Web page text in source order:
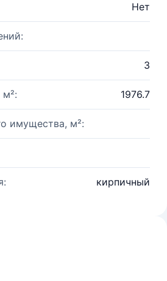
Нет
3
1976.7
имущества, м²:
кирпичный